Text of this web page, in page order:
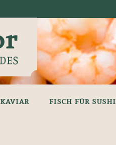
KAVIAR FISCH FÜR SUSHI